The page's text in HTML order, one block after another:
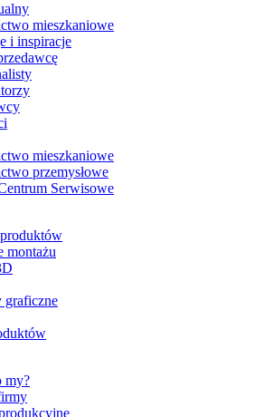
mieszkaniowe
i inspiracje
mieszkaniowe
przemysłowe
Serwisowe
montażu
graficzne
my?